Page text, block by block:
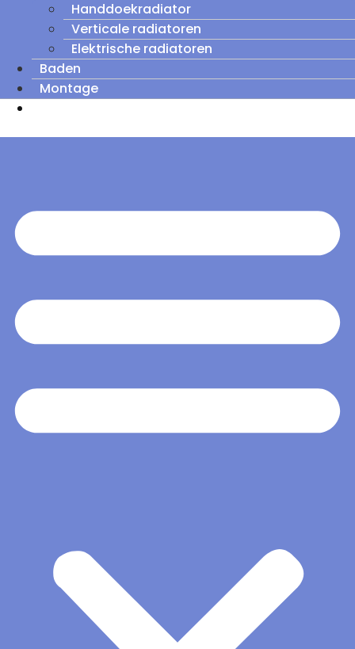
Handdoekradiator
Verticale radiatoren
Elektrische radiatoren
Baden
Montage